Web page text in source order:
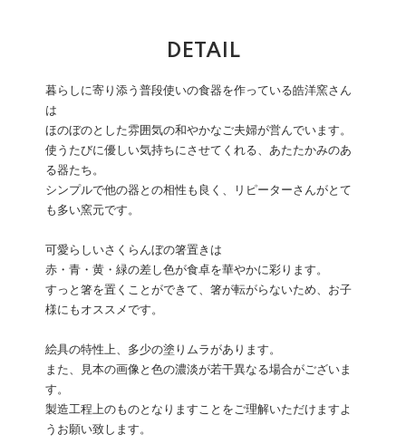
DETAIL
暮らしに寄り添う普段使いの食器を作っている皓洋窯さん
は
ほのぼのとした雰囲気の和やかなご夫婦が営んでいます。
使うたびに優しい気持ちにさせてくれる、あたたかみのあ
る器たち。
シンプルで他の器との相性も良く、リピーターさんがとて
も多い窯元です。
可愛らしいさくらんぼの箸置きは
赤・青・黄・緑の差し色が食卓を華やかに彩ります。
すっと箸を置くことができて、箸が転がらないため、お子
様にもオススメです。
絵具の特性上、多少の塗りムラがあります。
また、見本の画像と色の濃淡が若干異なる場合がございま
す。
製造工程上のものとなりますことをご理解いただけますよ
うお願い致します。